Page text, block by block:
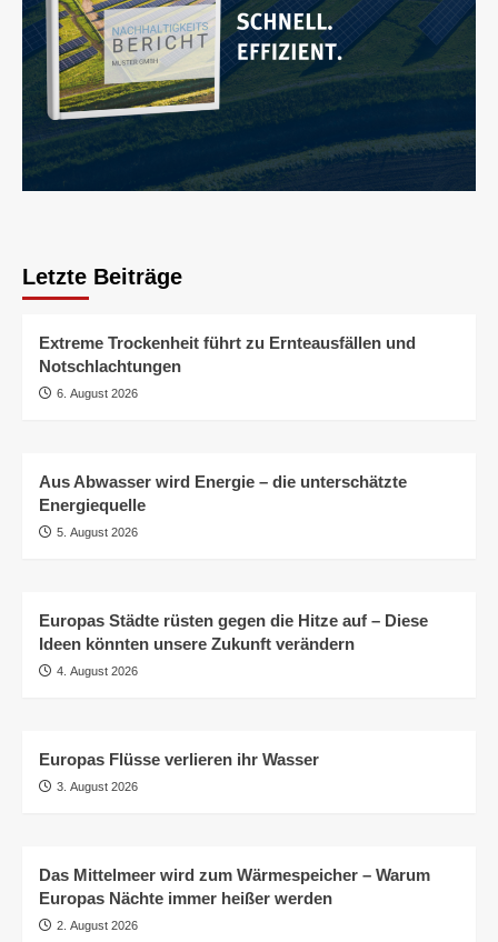
Letzte Beiträge
Extreme Trockenheit führt zu Ernteausfällen und
Notschlachtungen
6. August 2026
Aus Abwasser wird Energie – die unterschätzte
Energiequelle
5. August 2026
Europas Städte rüsten gegen die Hitze auf – Diese
Ideen könnten unsere Zukunft verändern
4. August 2026
Europas Flüsse verlieren ihr Wasser
3. August 2026
Das Mittelmeer wird zum Wärmespeicher – Warum
Europas Nächte immer heißer werden
2. August 2026